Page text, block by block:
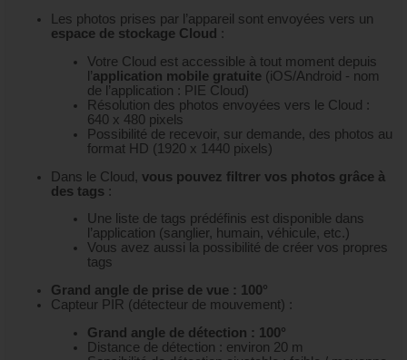
Les photos prises par l’appareil sont envoyées vers un
espace de stockage Cloud :
Votre Cloud est accessible à tout moment depuis
l’application mobile gratuite (iOS/Android - nom
de l’application : PIE Cloud)
Résolution des photos envoyées vers le Cloud :
640 x 480 pixels
Possibilité de recevoir, sur demande, des photos au
format HD (1920 x 1440 pixels)
Dans le Cloud, vous pouvez filtrer vos photos grâce à
des tags :
Une liste de tags prédéfinis est disponible dans
l’application (sanglier, humain, véhicule, etc.)
Vous avez aussi la possibilité de créer vos propres
tags
Grand angle de prise de vue : 100°
Capteur PIR (détecteur de mouvement) :
Grand angle de détection : 100°
Distance de détection : environ 20 m